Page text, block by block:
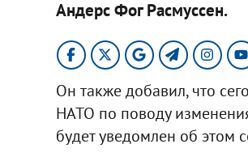
Андерс Фог Расмуссен.
Он также добавил, что
НАТО по поводу
будет уведомлен об этом